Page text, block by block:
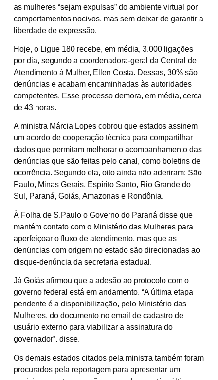
as mulheres “sejam expulsas” do ambiente virtual por
comportamentos nocivos, mas sem deixar de garantir a
liberdade de expressão.
Hoje, o Ligue 180 recebe, em média, 3.000 ligações
por dia, segundo a coordenadora-geral da Central de
Atendimento à Mulher, Ellen Costa. Dessas, 30% são
denúncias e acabam encaminhadas às autoridades
competentes. Esse processo demora, em média, cerca
de 43 horas.
A ministra Márcia Lopes cobrou que estados assinem
um acordo de cooperação técnica para compartilhar
dados que permitam melhorar o acompanhamento das
denúncias que são feitas pelo canal, como boletins de
ocorrência. Segundo ela, oito ainda não aderiram: São
Paulo, Minas Gerais, Espírito Santo, Rio Grande do
Sul, Paraná, Goiás, Amazonas e Rondônia.
À Folha de S.Paulo o Governo do Paraná disse que
mantém contato com o Ministério das Mulheres para
aperfeiçoar o fluxo de atendimento, mas que as
denúncias com origem no estado são direcionadas ao
disque-denúncia da secretaria estadual.
Já Goiás afirmou que a adesão ao protocolo com o
governo federal está em andamento. “A última etapa
pendente é a disponibilização, pelo Ministério das
Mulheres, do documento no email de cadastro de
usuário externo para viabilizar a assinatura do
governador”, disse.
Os demais estados citados pela ministra também foram
procurados pela reportagem para apresentar um